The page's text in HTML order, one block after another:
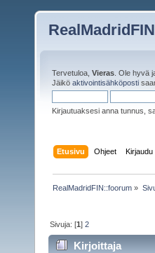
Tervetuloa, Vieras . Ole hyvä
Jäikö aktivointisähköposti
Kirjautuaksesi anna tunnus,
Etusivu Ohjeet Kirjaudu
RealMadridFIN::foorum »
Sivuja: [1]2
Kirjoittaja